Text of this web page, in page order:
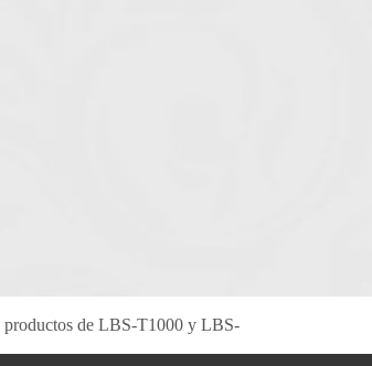
productos de LBS-T1000 y LBS-